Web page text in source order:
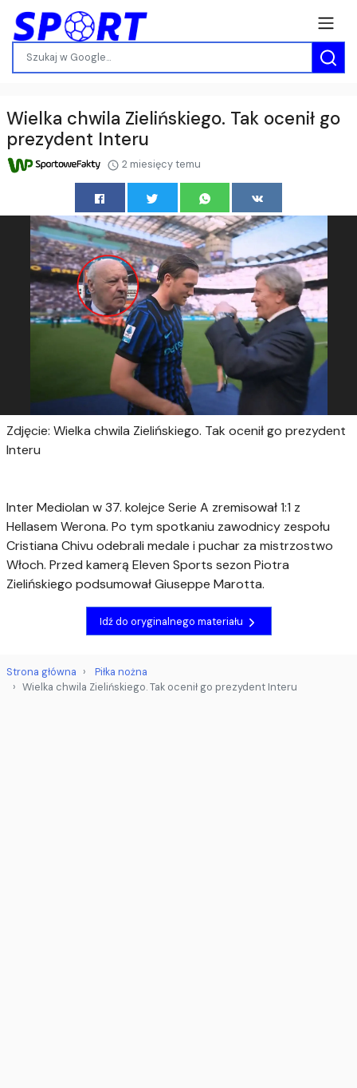
Wielka chwila Zielińskiego. Tak ocenił go
prezydent Interu
2 miesięcy temu
Zdjęcie: Wielka chwila Zielińskiego. Tak ocenił go prezydent
Interu
Inter Mediolan w 37. kolejce Serie A zremisował 1:1 z
Hellasem Werona. Po tym spotkaniu zawodnicy zespołu
Cristiana Chivu odebrali medale i puchar za mistrzostwo
Włoch. Przed kamerą Eleven Sports sezon Piotra
Zielińskiego podsumował Giuseppe Marotta.
Idź do oryginalnego materiału
Strona główna
Piłka nożna
Wielka chwila Zielińskiego. Tak ocenił go prezydent Interu